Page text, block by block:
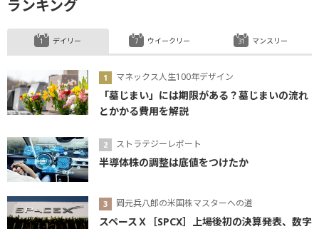
ランキング
デイリー
マネックス人生100年デザイン
「墓じまい」には期限がある？墓じまいの流れ
とかかる費用を解説
ストラテジーレポート
半導体株の調整は底値をつけたか
岡元兵八郎の米国株マスターへの道
スペースＸ［SPCX］上場後初の決算発表、数字
ウイークリー マンスリー